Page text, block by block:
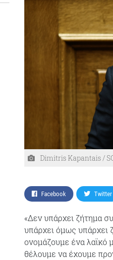
Dimitris Kapantais /
Facebook Twitter
«Δεν υπάρχει ζήτημα
υπάρχει όμως υπάρχει
ονομάζουμε ένα λαϊκό
θέλουμε να έχουμε